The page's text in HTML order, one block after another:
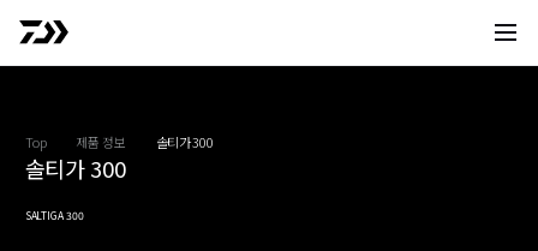
사이
Top 제품 정보 솔티가 300
솔티가 300
SALTIGA 300